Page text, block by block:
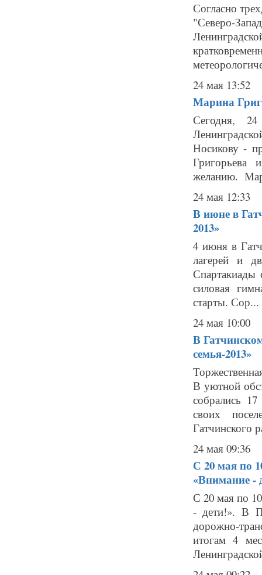
Согласно
"Северо-
24 мая 13:52
Марина
Сегодня,
Носикову -
Григорьева
желанию.
24 мая 12:33
В июне в
2013»
4 июня в
лагерей и
Спартакиады
силовая
старты. Сор...
24 мая 10:00
В
семья-2013»
В уютной
собрались
своих
Гатчинского
24 мая 09:36
С 20 мая по
«Внимание -
С 20 мая по
- дети!». В
дорожно-
итогам 4